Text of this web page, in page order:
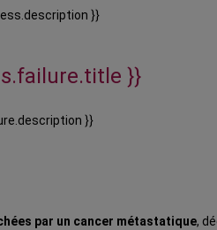
}}
}}
}}
par un cancer métastatique,